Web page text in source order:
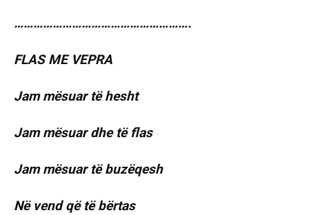
……………………………………………….
FLAS ME VEPRA
Jam mësuar të hesht
Jam mësuar dhe të flas
Jam mësuar të buzëqesh
Në vend që të bërtas